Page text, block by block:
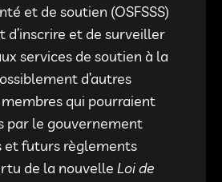
et de soutien (OSFSSS)
d’inscrire et de surveiller
services de soutien à la
d’autres
qui pourraient
par le gouvernement
et futurs règlements
de la nouvelle Loi de